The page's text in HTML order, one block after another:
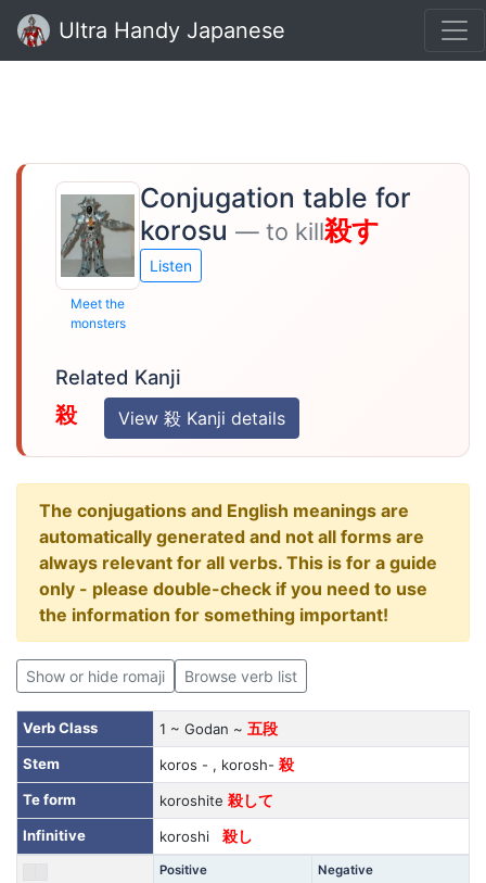
Ultra Handy Japanese
Meet the
monsters
Conjugation table for
korosu — to kill殺す
Listen
Related Kanji
殺 View 殺 Kanji details
The conjugations and English meanings are
automatically generated and not all forms are
always relevant for all verbs. This is for a guide
only - please double-check if you need to use
the information for something important!
Show or hide romaji Browse verb list
Verb Class 1 ~ Godan ~ 五段
Stem
koros - , korosh- 殺
Te form
koroshite 殺して
Infinitive
koroshi 殺し
Positive Negative